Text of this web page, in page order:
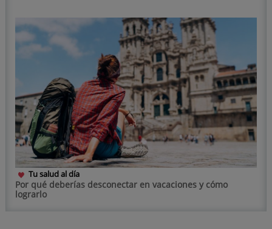
Tu salud al día
Por qué deberías desconectar en vacaciones y cómo
lograrlo